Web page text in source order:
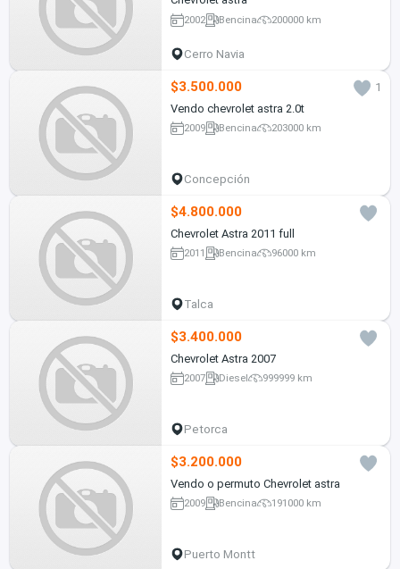
2002 Bencina 200000 km
Cerro Navia
$3.500.000
1
Vendo chevrolet astra 2.0t
2009 Bencina 203000 km
Concepción
$4.800.000
Chevrolet Astra 2011 full
2011 Bencina 96000 km
Talca
$3.400.000
Chevrolet Astra 2007
2007 Diesel 999999 km
Petorca
$3.200.000
Vendo o permuto Chevrolet astra
2009 Bencina 191000 km
Puerto Montt